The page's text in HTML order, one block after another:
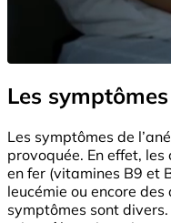
Les
Les symptômes de
provoquée. En effet,
en fer (vitamines B9 et
leucémie ou encore
symptômes sont